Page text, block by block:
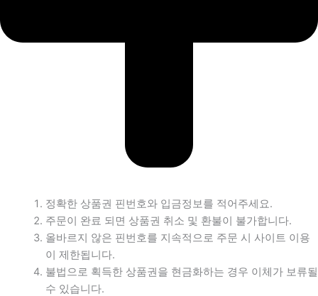
정확한 상품권 핀번호와 입금정보를 적어주세요.
주문이 완료 되면 상품권 취소 및 환불이 불가합니다.
올바르지 않은 핀번호를 지속적으로 주문 시 사이트 이용
이 제한됩니다.
불법으로 획득한 상품권을 현금화하는 경우 이체가 보류될
수 있습니다.